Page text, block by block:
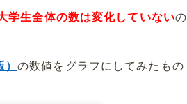
学生全体の数は変化していないの
）の数値をグラフにしてみたもの